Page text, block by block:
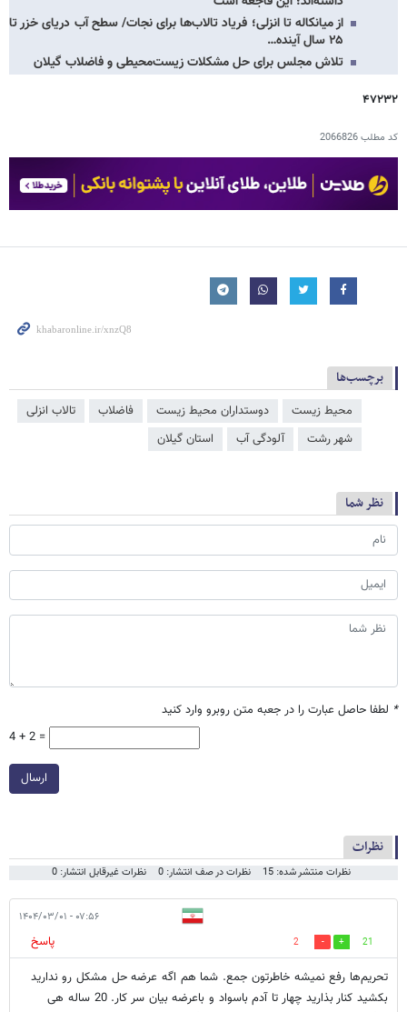
از میانکاله تا انزلی؛ فریاد تالاب‌ها برای نجات/ سطح آب دریای خزر تا
۲۵ سال آینده…
تلاش مجلس برای حل مشکلات زیست‌محیطی و فاضلاب گیلان
۴۷۲۳۲
کد مطلب2066826
برچسب‌ها
محیط زیست دوستداران محیط زیست فاضلاب
تالاب انزلی
شهر رشت
آلودگی آب استان گیلان
نظر شما
* لطفا حاصل عبارت را در جعبه متن روبرو وارد کنید
4 + 2 =
ارسال
نظرات
نظرات منتشر شده: 15 نظرات در صف انتشار: 0 نظرات غیرقابل انتشار: 0
۰۷:۵۶ - ۱۴۰۴/۰۳/۰۱
21
2
پاسخ
تحریم‌ها رفع نمیشه خاطرتون جمع. شما هم اگه عرضه حل مشکل رو ندارید
بکشید کنار بذارید چهار تا آدم باسواد و باعرضه بیان سر کار. 20 ساله هی